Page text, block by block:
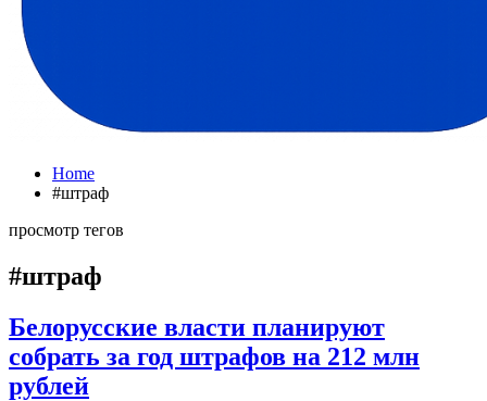
Home
#штраф
просмотр тегов
#штраф
Белорусские власти планируют
собрать за год штрафов на 212 млн
рублей